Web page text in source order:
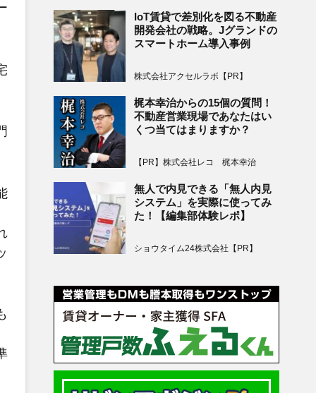
IoT賃貸で差別化を図る不動産
開発会社の戦略。Jグランドの
スマートホーム導入事例
株式会社アクセルラボ【PR】
梶本幸治からの15個の質問！
不動産営業現場であなたはい
くつ当てはまりますか？
【PR】株式会社レコ 梶本幸治
無人で内見できる「無人内見
システム」を実際に使ってみ
た！【編集部体験レポ】
ショウタイム24株式会社【PR】